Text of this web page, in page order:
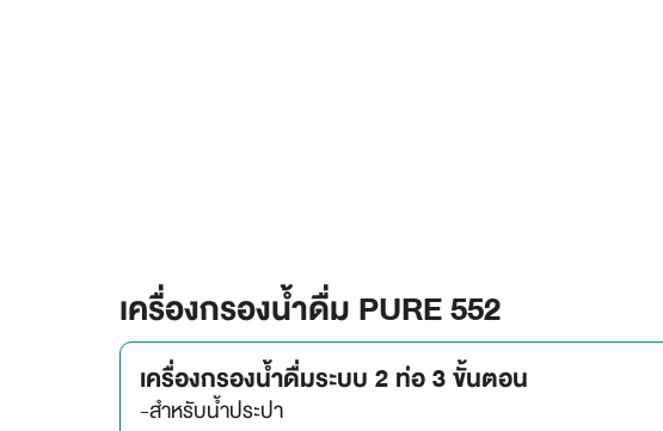
เครื่องกรองน้ำดื่ม PURE 552
เครื่องกรองน้ำดื่มระบบ 2 ท่อ 3 ขั้นตอน
-สำหรับน้ำประปา